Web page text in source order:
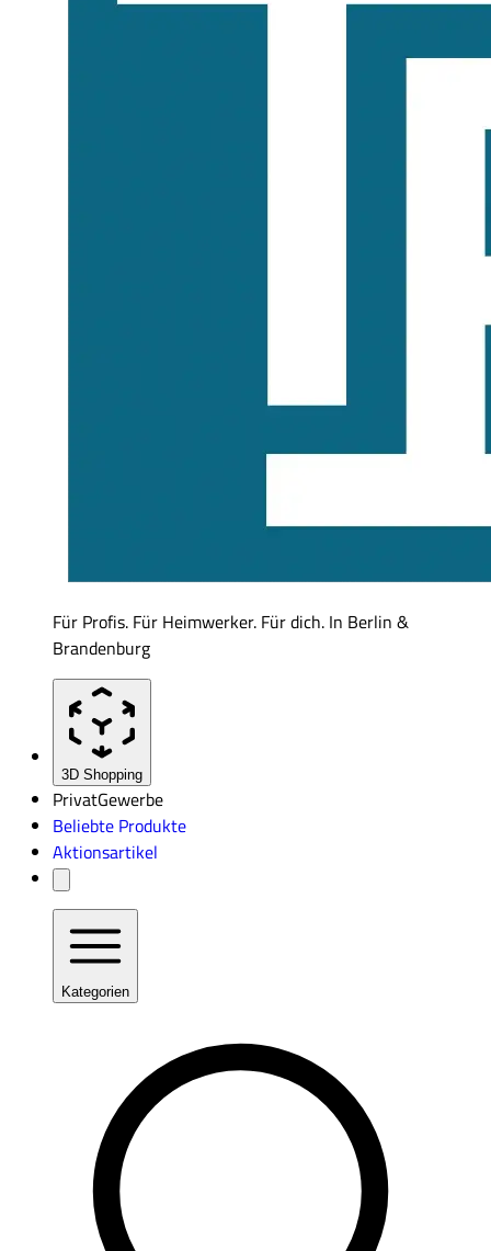
Für Profis. Für Heimwerker. Für dich. In Berlin &
Brandenburg
3D Shopping
PrivatGewerbe
Beliebte Produkte
Aktionsartikel
Kategorien